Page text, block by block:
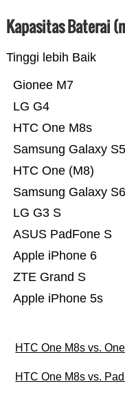
Kapasitas Baterai
Tinggi lebih Baik
Apple iPhone 5s
ZTE Grand S
Apple iPhone 6
ASUS PadFone S
LG G3 S
Samsung Galaxy S6
HTC One (M8)
Samsung Galaxy S5
HTC One M8s
LG G4
Gionee M7
HTC One M8s vs.
HTC One M8s vs.